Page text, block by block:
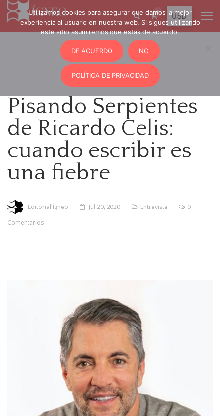
0
Pisando Serpientes
de Ricardo Celis:
cuando escribir es
una fiebre
Editorial Ígneo Jul 20, 2020 Entrevista
0
Comentarios
Utilizamos cookies para asegurar que damos la mejor
experiencia al usuario en nuestra web. Si sigues utilizando
este sitio asumiremos que estás de acuerdo.
DE ACUERDO NO
POLÍTICA DE PRIVACIDAD